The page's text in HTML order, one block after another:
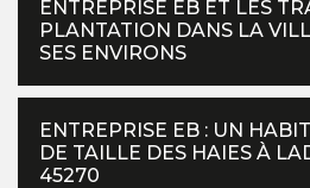
ENTREPRISE EB ET LES
PLANTATION DANS LA
SES ENVIRONS
ENTREPRISE EB : UN
DE TAILLE DES HAIES À
45270